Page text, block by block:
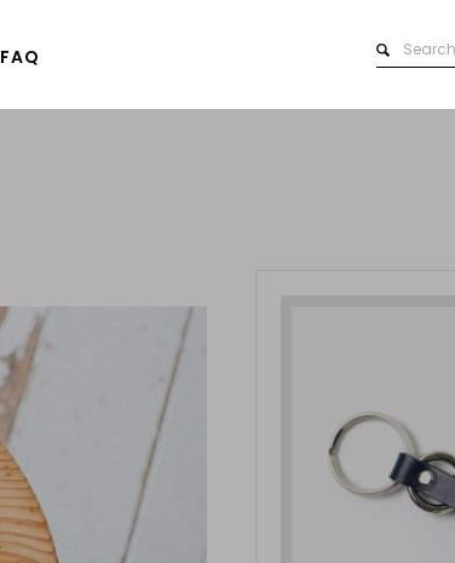
FAQ
バッグ
メガネケース
その他
大口注文の割引について（別サイト）